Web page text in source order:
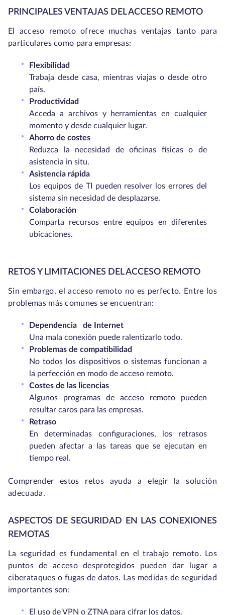
PRINCIPALES VENTAJAS DEL ACCESO REMOTO
El acceso remoto ofrece muchas ventajas tanto para
particulares como para empresas:
Flexibilidad
Trabaja desde casa, mientras viajas o desde otro
país.
Productividad
Acceda a archivos y herramientas en cualquier
momento y desde cualquier lugar.
Ahorro de costes
Reduzca la necesidad de oficinas físicas o de
asistencia in situ.
Asistencia rápida
Los equipos de TI pueden resolver los errores del
sistema sin necesidad de desplazarse.
Colaboración
Comparta recursos entre equipos en diferentes
ubicaciones.
RETOS Y LIMITACIONES DEL ACCESO REMOTO
Sin embargo, el acceso remoto no es perfecto. Entre los
problemas más comunes se encuentran:
Dependencia
de Internet
Una mala conexión puede ralentizarlo todo.
Problemas de compatibilidad
No todos los dispositivos o sistemas funcionan a
la perfección en modo de acceso remoto.
Costes de las licencias
Algunos programas de acceso remoto pueden
resultar caros para las empresas.
Retraso
En determinadas configuraciones, los retrasos
pueden afectar a las tareas que se ejecutan en
tiempo real.
Comprender estos retos ayuda a elegir la solución
adecuada.
ASPECTOS DE SEGURIDAD EN LAS CONEXIONES
REMOTAS
La seguridad es fundamental en el trabajo remoto. Los
puntos de acceso desprotegidos pueden dar lugar a
ciberataques o fugas de datos. Las medidas de seguridad
importantes son:
El uso de VPN o ZTNA para cifrar los datos.